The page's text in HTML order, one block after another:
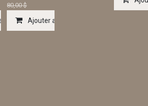
panier
80,00$
Ajouter au panier